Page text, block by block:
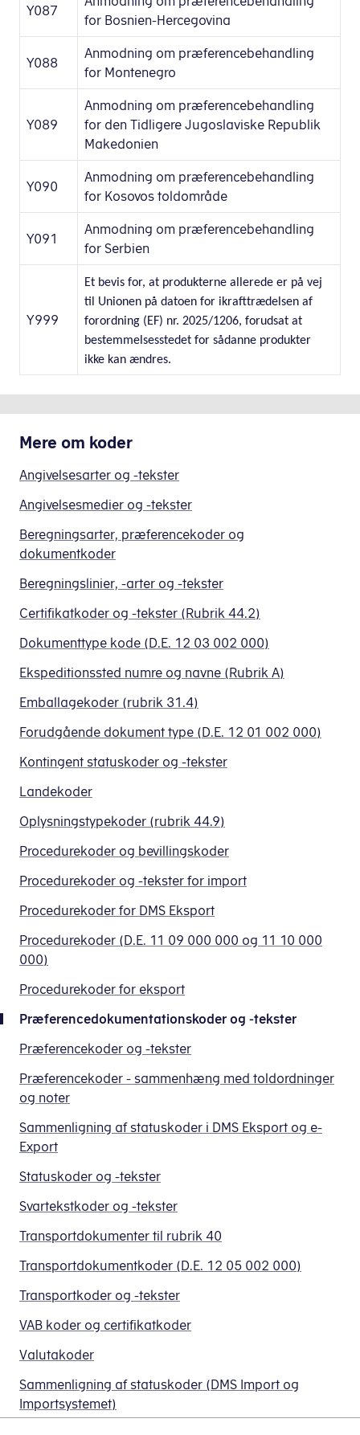
Y087
for Bosnien-Hercegovina
Y088
Anmodning om præferencebehandling
for Montenegro
Y089
Anmodning om præferencebehandling
for den Tidligere Jugoslaviske Republik
Makedonien
Y090
Anmodning om præferencebehandling
for Kosovos toldområde
Y091
Anmodning om præferencebehandling
for Serbien
Y999
Et bevis for, at produkterne allerede er på vej
til Unionen på datoen for ikrafttrædelsen af
forordning (EF) nr. 2025/1206, forudsat at
bestemmelsesstedet for sådanne produkter
ikke kan ændres.
Mere om koder
Angivelsesarter og -tekster
Angivelsesmedier og -tekster
Beregningsarter, præferencekoder og
dokumentkoder
Beregningslinier, -arter og -tekster
Certifikatkoder og -tekster (Rubrik 44.2)
Dokumenttype kode (D.E. 12 03 002 000)
Ekspeditionssted numre og navne (Rubrik A)
Emballagekoder (rubrik 31.4)
Forudgående dokument type (D.E. 12 01 002 000)
Kontingent statuskoder og -tekster
Landekoder
Oplysningstypekoder (rubrik 44.9)
Procedurekoder og bevillingskoder
Procedurekoder og -tekster for import
Procedurekoder for DMS Eksport
Procedurekoder (D.E. 11 09 000 000 og 11 10 000
000)
Procedurekoder for eksport
Præferencedokumentationskoder og -tekster
Præferencekoder og -tekster
Præferencekoder - sammenhæng med toldordninger
og noter
Sammenligning af statuskoder i DMS Eksport og e-
Export
Statuskoder og -tekster
Svartekstkoder og -tekster
Transportdokumenter til rubrik 40
Transportdokumentkoder (D.E. 12 05 002 000)
Transportkoder og -tekster
VAB koder og certifikatkoder
Valutakoder
Sammenligning af statuskoder (DMS Import og
Importsystemet)